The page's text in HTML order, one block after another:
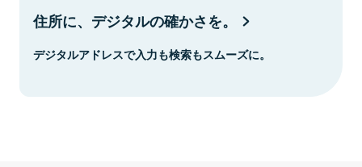
住所に、デジタルの確かさを。
デジタルアドレスで入力も検索もスムーズに。